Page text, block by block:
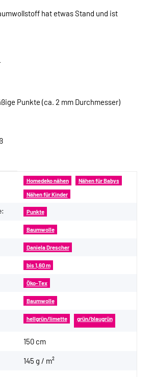
hat etwas Stand und ist
Punkte (ca. 2 mm Durchmesser)
Homedeko nähen Nähen für Babys
Nähen für Kinder
Punkte
Baumwolle
Daniela Drescher
bis 1,60 m
Öko-Tex
Baumwolle
hellgrün/limette grün/blaugrün
150 cm
145 g / m²